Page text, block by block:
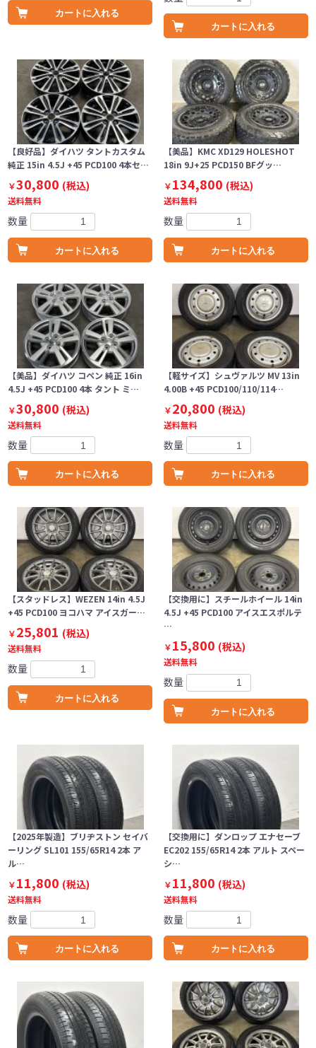
カートに入れる
カートに入れる
【良好品】ダイハツ タントカスタム
純正 15in 4.5J +45 PCD100 4本セ…
￥30,800 (税込)
送料無料
数量
カートに入れる
【美品】KMC XD129 HOLESHOT
18in 9J+25 PCD150 BFグッ…
￥134,800 (税込)
送料無料
数量
カートに入れる
【美品】ダイハツ コペン 純正 16in
4.5J +45 PCD100 4本 タント ミ…
￥30,800 (税込)
送料無料
数量
カートに入れる
【軽サイズ】シュヴァルツ MV 13in
4.00B +45 PCD100/110/114…
￥20,800 (税込)
送料無料
数量
カートに入れる
【スタッドレス】WEZEN 14in 4.5J
+45 PCD100 ヨコハマ アイスガー…
￥25,801 (税込)
送料無料
数量
カートに入れる
【交換用に】スチールホイール 14in
4.5J +45 PCD100 アイスエスポルテ
…
￥15,800 (税込)
送料無料
数量
カートに入れる
【2025年製造】ブリヂストン セイバ
ーリング SL101 155/65R14 2本 ア
ル…
￥11,800 (税込)
送料無料
数量
カートに入れる
【交換用に】ダンロップ エナセーブ
EC202 155/65R14 2本 アルト スペー
シ…
￥11,800 (税込)
送料無料
数量
カートに入れる